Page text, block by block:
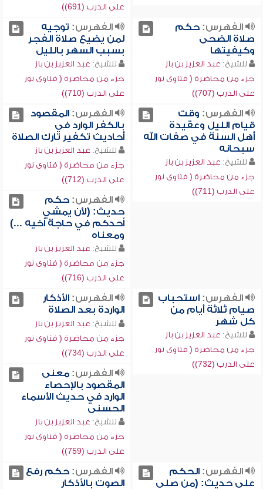
على الدرب (691))
الفهرس:حكم
صلاة الضحى
وكيفيتها
للشيخ: عبد العزيز بن باز
جزء من محاضرة ( فتاوى نور
على الدرب (707))
الفهرس: توجيه
لمن يضيع صلاة الفجر
بسبب السهر بالليل
للشيخ: عبد العزيز بن باز
جزء من محاضرة ( فتاوى نور
على الدرب (710))
الفهرس: وقت
قيام الليل وعقيدة
أهل السنة في صفات الله
سبحانه
للشيخ: عبد العزيز بن باز
جزء من محاضرة ( فتاوى نور
على الدرب (711))
الفهرس:المقصود
بالكفر الوارد في
أحاديث تكفير تارك الصلاة
للشيخ: عبد العزيز بن باز
جزء من محاضرة ( فتاوى نور
على الدرب (712))
الفهرس:حكم
حديث: (لأن يمشي
أحدكم في حاجة أخيه ...)
ومعناه
للشيخ: عبد العزيز بن باز
جزء من محاضرة ( فتاوى نور
على الدرب (716))
الفهرس:استحباب
صيام ثلاثة أيام من
كل شهر
للشيخ: عبد العزيز بن باز
جزء من محاضرة ( فتاوى نور
على الدرب (732))
الفهرس:الأذكار
الواردة بعد الصلاة
للشيخ: عبد العزيز بن باز
جزء من محاضرة ( فتاوى نور
على الدرب (734))
الفهرس:معنى
المقصود بالإحصاء
الوارد في حديث الأسماء
الحسنى
للشيخ: عبد العزيز بن باز
جزء من محاضرة ( فتاوى نور
على الدرب (759))
الفهرس:الحكم
على حديث: (من صلى
الفهرس:حكم رفع
الصوت بالأذكار